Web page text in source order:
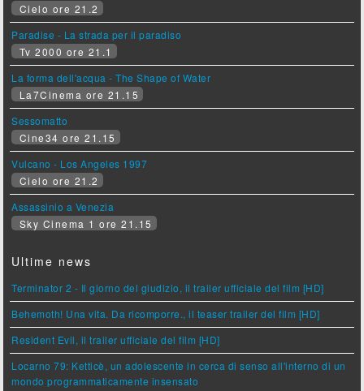
Cielo ore 21.2
Paradise - La strada per il paradiso
Tv 2000 ore 21.1
La forma dell'acqua - The Shape of Water
La7Cinema ore 21.15
Sessomatto
Cine34 ore 21.15
Vulcano - Los Angeles 1997
Cielo ore 21.2
Assassinio a Venezia
Sky Cinema 1 ore 21.15
Ultime news
Terminator 2 - Il giorno del giudizio, il trailer ufficiale del film [HD]
Behemoth! Una vita. Da ricomporre., il teaser trailer del film [HD]
Resident Evil, il trailer ufficiale del film [HD]
Locarno 79: Ketticè, un adolescente in cerca di senso all'interno di un
mondo programmaticamente insensato